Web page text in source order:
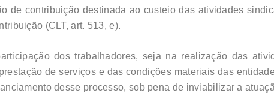
de contribuição destinada ao custeio das atividades
(CLT, art. 513, e).
dos trabalhadores, seja na realização das
de serviços e das condições materiais das
desse processo, sob pena de inviabilizar a